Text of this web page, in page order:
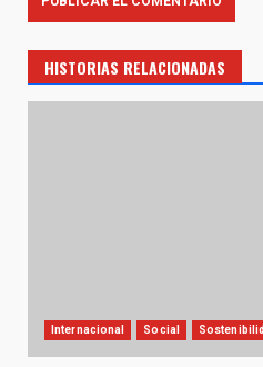
HISTORIAS RELACIONADAS
Internacional Social